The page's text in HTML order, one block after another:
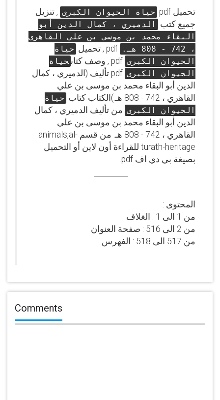
تحميل pdf حياة الحيوان الكبرى , تنزيل
جميع كتب
الدميري ، كمال الدين أبو
البقاء محمد بن موسى بن علي القاهري
، 742 - 808 هـ.
حياة
الحيوان الكبرى
حياة
الحيوان الكبرى
pdf تأليف (الدميري ، كمال
الدين أبو البقاء محمد بن موسى بن علي
القاهري ، 742 - 808 هـ.)الكتاب كتاب
حياة
الحيوان الكبرى من تأليف الدميري ، كمال
الدين أبو البقاء محمد بن موسى بن علي
القاهري ، 742 - 808 هـ. من قسم animals,al-
turath-heritage للقراءة أون لاين أو التحميل
بصيغة بي دي اف pdf.
المحتوى :
من 1 الى 1 : الغلاف
من 2 الى 516 : صفحة العنوان
من 517 الى 518 : الفهرس
Comments